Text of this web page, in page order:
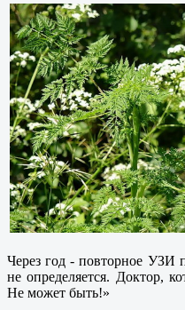
Через год - повторное УЗИ
не определяется. Доктор,
Не может быть!»